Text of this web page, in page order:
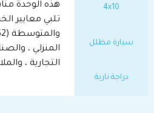
4x10
سيارة مظلل
دراجة نارية
هذه الوحدة
تلبي معايير
المنزلي ،
التجارية ،